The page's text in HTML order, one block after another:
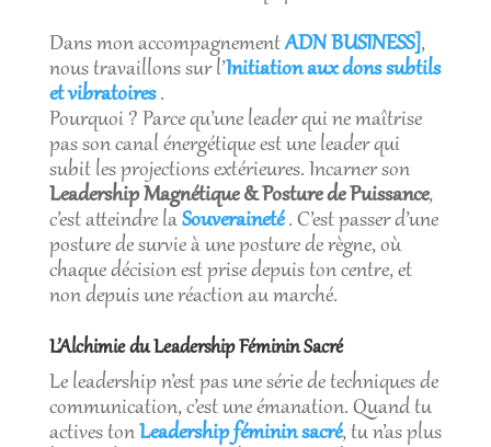
Dans mon accompagnementADN BUSINESS],
nous travaillons sur l’Initiation aux dons subtils
et vibratoires.
Pourquoi ? Parce qu’une leader qui ne maîtrise
pas son canal énergétique est une leader qui
subit les projections extérieures. Incarner son
Leadership Magnétique & Posture de Puissance,
c’est atteindre laSouveraineté. C’est passer d’une
posture de survie à une posture de règne, où
chaque décision est prise depuis ton centre, et
non depuis une réaction au marché.
L’Alchimie du Leadership Féminin Sacré
Le leadership n’est pas une série de techniques de
communication, c’est une émanation. Quand tu
actives tonLeadership féminin sacré, tu n’as plus